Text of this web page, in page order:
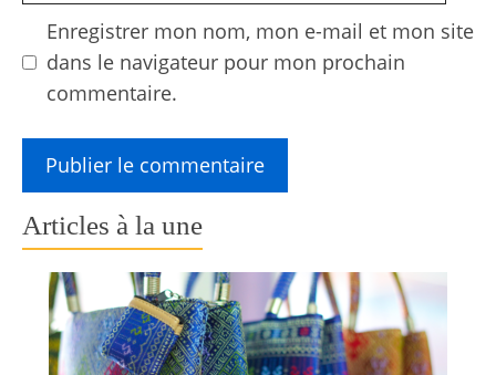
Enregistrer mon nom, mon e-mail et mon site
dans le navigateur pour mon prochain
commentaire.
Articles à la une